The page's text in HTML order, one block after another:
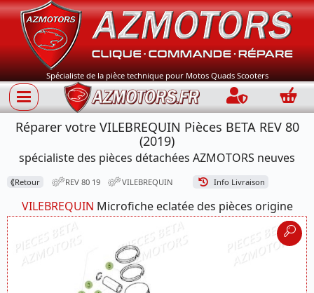
Spécialiste de la pièce technique pour Motos Quads Scooters
Connection
Réparer votre VILEBREQUIN Pièces BETA REV 80
(2019)
spécialiste des pièces détachées AZMOTORS neuves
⟪Retour REV 80 19 VILEBREQUIN Info Livraison
VILEBREQUIN Microfiche eclatée des pièces origine